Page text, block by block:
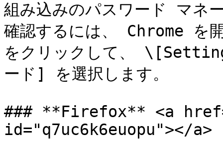
組み込みのパスワード マネ
確認するには、 Chrome を
をクリックして、
ード] を選択します。
### **Firefox** <a
id="q7uc6k6euopu"></a>